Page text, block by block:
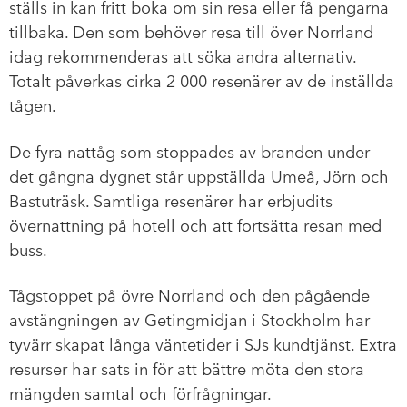
ställs in kan fritt boka om sin resa eller få pengarna
tillbaka. Den som behöver resa till över Norrland
idag rekommenderas att söka andra alternativ.
Totalt påverkas cirka 2 000 resenärer av de inställda
tågen.
De fyra nattåg som stoppades av branden under
det gångna dygnet står uppställda Umeå, Jörn och
Bastuträsk. Samtliga resenärer har erbjudits
övernattning på hotell och att fortsätta resan med
buss.
Tågstoppet på övre Norrland och den pågående
avstängningen av Getingmidjan i Stockholm har
tyvärr skapat långa väntetider i SJs kundtjänst. Extra
resurser har sats in för att bättre möta den stora
mängden samtal och förfrågningar.